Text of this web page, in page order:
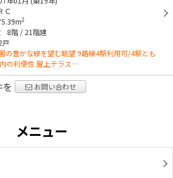
Ｃ
2
8階 / 21階建
戸
の豊かな緑を望む眺望 9路線4駅利用可/4駅とも
の利便性 屋上テラス…
お問い合わせ
メニュー